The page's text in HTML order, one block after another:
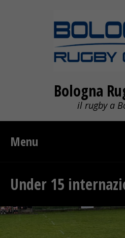
Bologna
il rugby a
Menu
Under 15